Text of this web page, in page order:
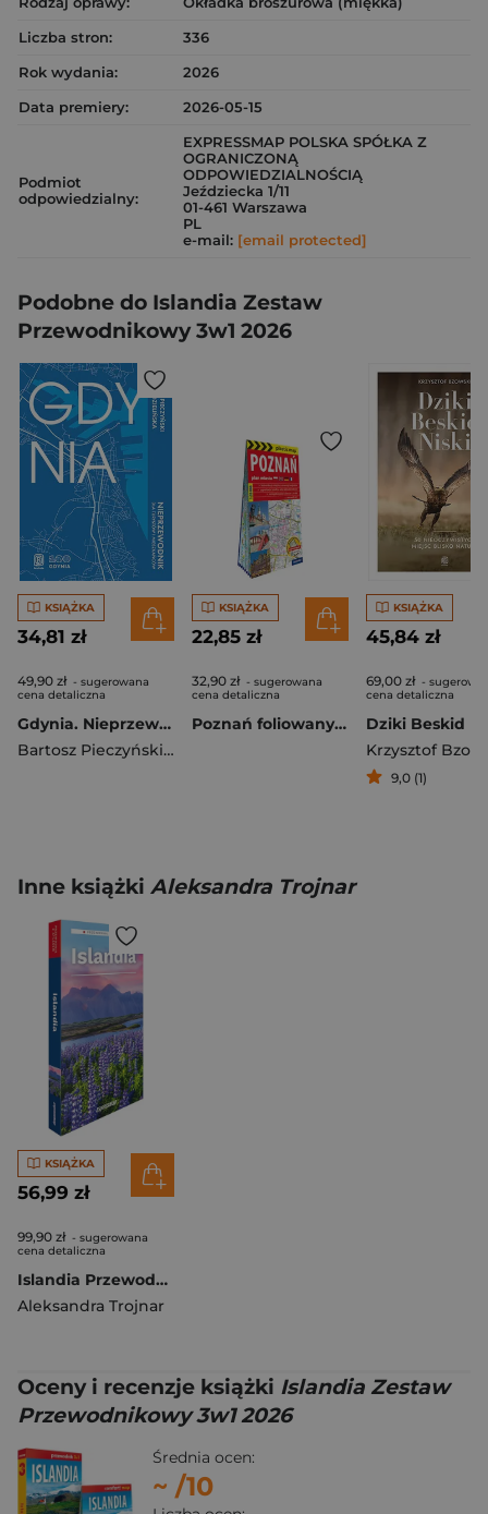
Liczba stron:
336
Rok wydania:
2026
Data premiery:
2026-05-15
Podmiot
odpowiedzialny:
EXPRESSMAP POLSKA SPÓŁKA Z
OGRANICZONĄ
ODPOWIEDZIALNOŚCIĄ
Jeździecka 1/11
01-461 Warszawa
PL
e-mail: [email protected]
Podobne do Islandia Zestaw
Przewodnikowy 3w1 2026
KSIĄŻKA
34,81 zł
49,90 zł - sugerowana
cena detaliczna
Gdynia. Nieprzewodnik dla turystów i mieszkańców
Bartosz Pieczyński
,Hanna Dzielińska
KSIĄŻKA
22,85 zł
32,90 zł - sugerowana
cena detaliczna
Poznań foliowany plan miasta 1:20 000
KSIĄŻKA
45,84 zł
69,00 zł -
cena detaliczna
Krzysztof
9,0 (1)
Inne książki Aleksandra Trojnar
KSIĄŻKA
56,99 zł
99,90 zł - sugerowana
cena detaliczna
Islandia Przewodnik z atlasem 2026
Aleksandra Trojnar
Oceny i recenzje książki Islandia Zestaw
Przewodnikowy 3w1 2026
Średnia ocen:
~ /10